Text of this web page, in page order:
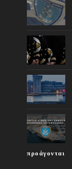
προάγονται